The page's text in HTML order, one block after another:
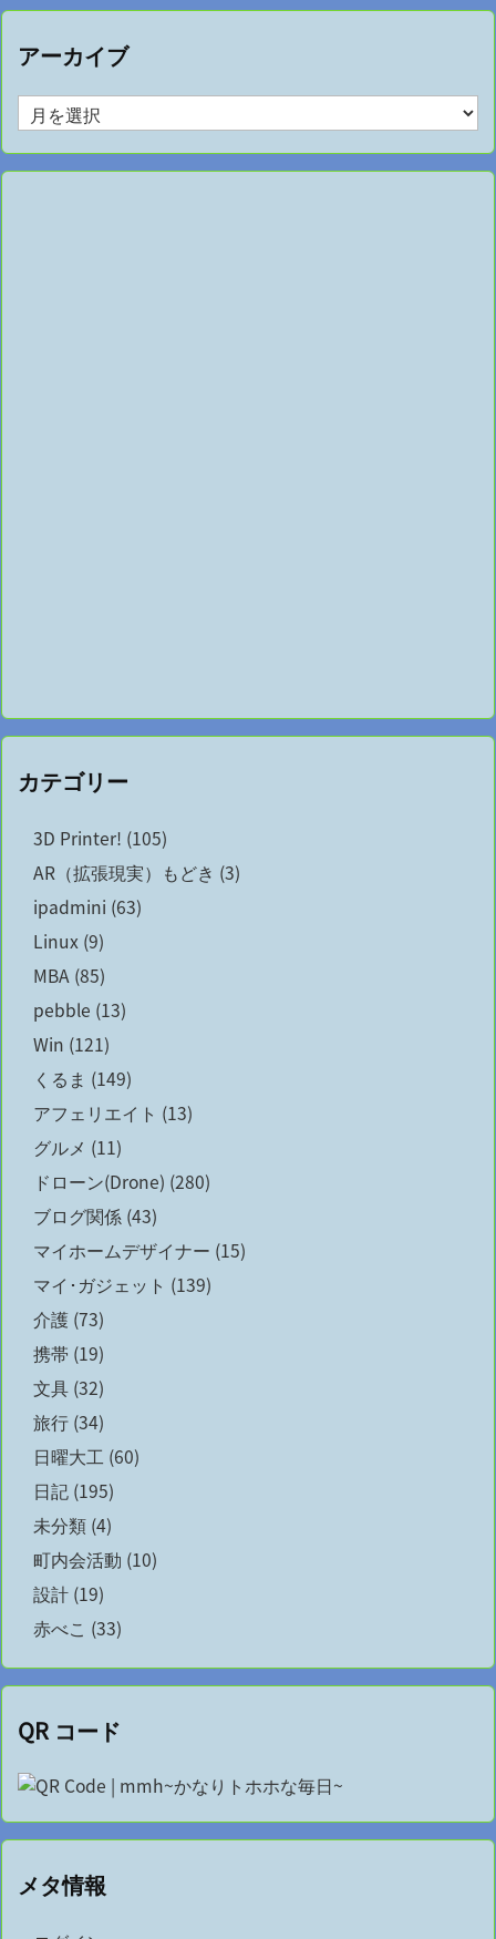
アーカイブ
ー
カ
カテゴリー
3D Printer! (105)
AR（拡張現実）もどき (3)
ipadmini (63)
Linux (9)
MBA (85)
pebble (13)
Win (121)
くるま (149)
アフェリエイト (13)
グルメ (11)
ドローン(Drone) (280)
ブログ関係 (43)
マイホームデザイナー (15)
マイ･ガジェット (139)
介護 (73)
携帯 (19)
文具 (32)
旅行 (34)
日曜大工 (60)
日記 (195)
未分類 (4)
町内会活動 (10)
設計 (19)
赤べこ (33)
QR コード
メタ情報